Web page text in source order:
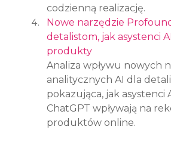
codzienną realizację.
Nowe narzędzie
detalistom, jak asystenci
produkty
Analiza wpływu nowych
analitycznych AI dla
pokazująca, jak asystenci
ChatGPT wpływają na
produktów online.